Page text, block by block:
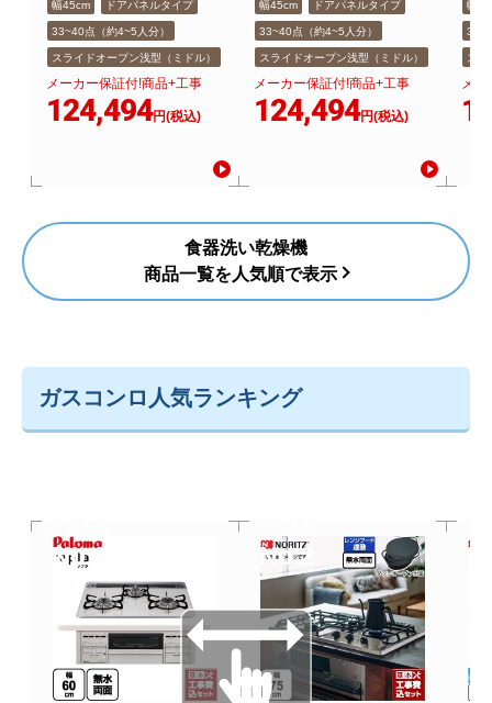
幅45cm ドアパネルタイプ
33~40点（約4~5人分）
スライドオープン浅型（ミドル）
メーカー保証付!商品+工事
124,494円(税込)
幅45cm ドアパネルタイプ
33~40点（約4~5人分）
スライドオープン浅型（ミドル）
メーカー保証付!商品+工事
124,494円(税込)
幅
スラ
メー
食器洗い乾燥機
商品一覧を人気順で表示
ガスコンロ人気ランキング
No.1 No.2